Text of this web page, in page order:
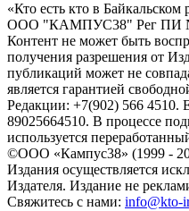
«Кто есть кто в
ООО "КАМПУС38" Рег ПИ №
Контент не может быть
получения разрешения от
публикаций может не
является гарантией
Редакции: +7(902) 566 4510.
89025664510. В процессе
используется
©ООО «Кампус38» (1999 -
Издания осуществляется
Издателя. Издание не
Свяжитесь с нами: info@kto-